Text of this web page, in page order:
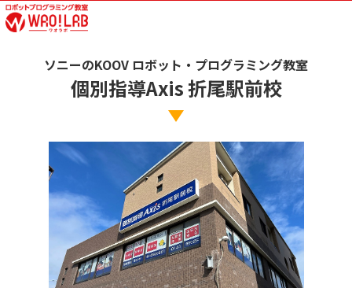
ソニーのKOOV ロボット・プログラミング教室
個別指導Axis 折尾駅前校